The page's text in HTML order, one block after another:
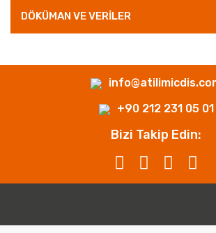
DÖKÜMAN VE VERİLER
+90 212 231 05 01
Bizi Takip Edin: